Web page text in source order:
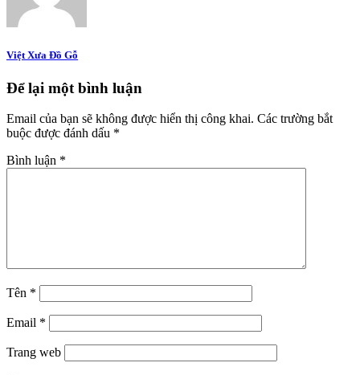
Việt Xưa Đồ Gỗ
Để lại một bình luận
Email của bạn sẽ không được hiển thị công khai. Các trường bắt
buộc được đánh dấu *
Bình luận *
Tên *
Email *
Trang web